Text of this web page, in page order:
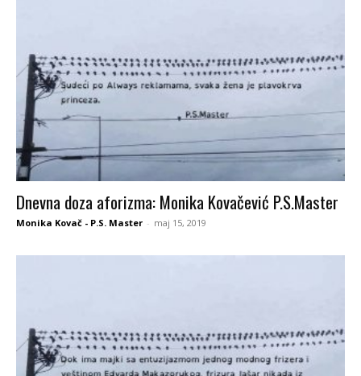
Dnevna doza aforizma: Monika Kovačević P.S.Master
Monika Kovač - P.S. Master - maj 15, 2019